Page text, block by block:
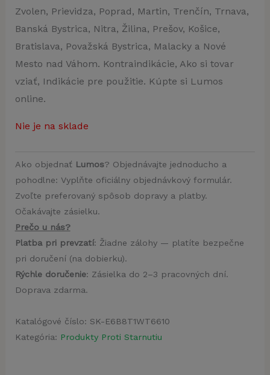
Zvolen, Prievidza, Poprad, Martin, Trenčín, Trnava,
Banská Bystrica, Nitra, Žilina, Prešov, Košice,
Bratislava, Považská Bystrica, Malacky a Nové
Mesto nad Váhom. Kontraindikácie, Ako si tovar
vziať, Indikácie pre použitie. Kúpte si Lumos
online.
Nie je na sklade
Ako objednať Lumos? Objednávajte jednoducho a
pohodlne: Vyplňte oficiálny objednávkový formulár.
Zvoľte preferovaný spôsob dopravy a platby.
Očakávajte zásielku.
Prečo u nás?
Platba pri prevzatí: Žiadne zálohy — platíte bezpečne
pri doručení (na dobierku).
Rýchle doručenie: Zásielka do 2–3 pracovných dní.
Doprava zdarma.
Katalógové číslo: SK-E6B8T1WT6610
Kategória: Produkty Proti Starnutiu